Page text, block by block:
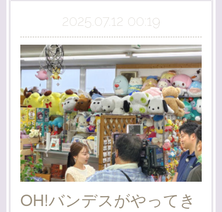
2025.07.12 00:19
OH!バンデスがやってき